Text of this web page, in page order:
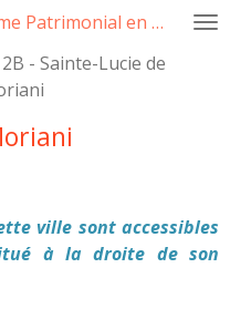
Atlas Pratique du Tourisme Patrimonial en Corse
2B - Sainte-Lucie de
ville sont accessibles
à la droite de son